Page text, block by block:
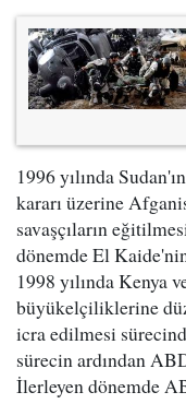
1996 yılında
kararı üzerine
savaşçıların
dönemde El
1998 yılında Kenya
büyükelçiliklerine
icra edilmesi
sürecin ardından
İlerleyen dönemde